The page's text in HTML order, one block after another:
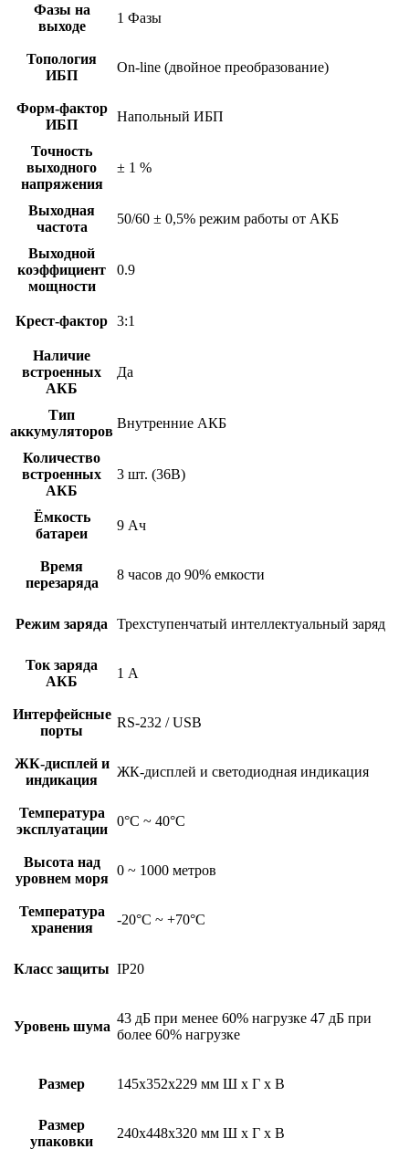
Фазы на
выходе
1 Фазы
Топология
ИБП
On-line (двойное преобразование)
Форм-фактор
ИБП
Напольный ИБП
Точность
выходного
напряжения
± 1 %
Выходная
частота
50/60 ± 0,5% режим работы от АКБ
Выходной
коэффициент
мощности
0.9
Крест-фактор 3:1
Наличие
встроенных
АКБ
Да
Тип
аккумуляторов
Внутренние АКБ
Количество
встроенных
АКБ
3 шт. (36В)
Ёмкость
батареи
9 Ач
Время
перезаряда
8 часов до 90% емкости
Режим заряда Трехступенчатый интеллектуальный заряд
Ток заряда
АКБ
1 А
Интерфейсные
порты
RS-232 / USB
ЖК-дисплей и
индикация
ЖК-дисплей и светодиодная индикация
Температура
эксплуатации
0°C ~ 40°C
Высота над
уровнем моря
0 ~ 1000 метров
Температура
хранения
-20°C ~ +70°C
Класс защиты IP20
Уровень шума
43 дБ при менее 60% нагрузке 47 дБ при
более 60% нагрузке
Размер 145х352х229 мм Ш х Г х В
Размер
упаковки
240х448х320 мм Ш х Г х В